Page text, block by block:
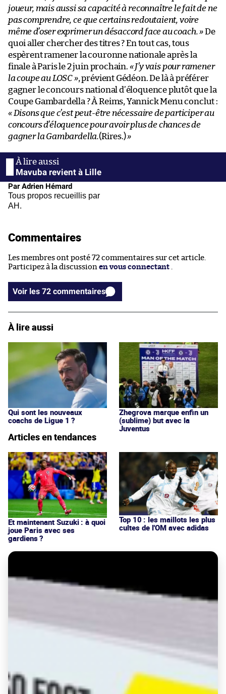
joueur, mais aussi sa capacité à reconnaître le fait de ne
pas comprendre, ce que certains redoutaient, voire
même d’oser exprimer un désaccord face au coach. »De
quoi aller chercher des titres ? En tout cas, tous
espèrent ramener la couronne nationale après la
finale à Paris le 2 juin prochain. « J’y vais pour ramener
la coupe au LOSC », prévient Gédéon. De là à préférer
gagner le concours national d’éloquence plutôt que la
Coupe Gambardella ? À Reims, Yannick Menu conclut :
« Disons que c’est peut-être nécessaire de participer au
concours d’éloquence pour avoir plus de chances de
gagner la Gambardella.(Rires.)»
Mavuba revient à Lille
Par Adrien Hémard
Tous propos recueillis par
AH.
Commentaires
Les membres ont posté 72 commentaires sur cet article.
Participez à la discussion en vous connectant .
Voir les 72 commentaires
À lire aussi
Qui sont les nouveaux
coachs de Ligue 1 ?
Zhegrova marque enfin un
(sublime) but avec la
Juventus
Articles en tendances
Et maintenant Suzuki : à quoi
joue Paris avec ses
gardiens ?
Top 10 : les maillots les plus
cultes de l'OM avec adidas